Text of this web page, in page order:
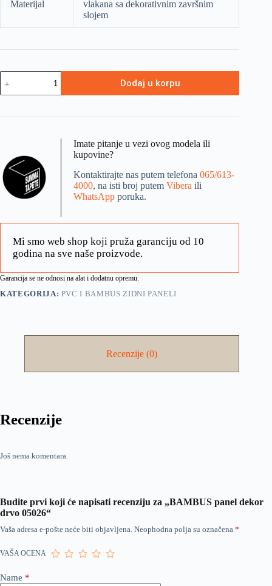
Materijal
vlakana sa dekorativnim završnim
slojem
Dodaj u korpu
Imate pitanje u vezi ovog modela ili
kupovine?
Kontaktirajte nas putem telefona 065/613-
4000, na isti broj putem Vibera ili
WhatsApp poruka.
Mi smo web shop koji pruža garanciju od 10
godina na sve naše proizvode.
Garancija se ne odnosi na alat i dodatnu opremu.
KATEGORIJA: PVC I BAMBUS ZIDNI PANELI
Recenzije (0)
Recenzije
Još nema komentara.
Budite prvi koji će napisati recenziju za „BAMBUS panel dekor
drvo 05026“
Vaša adresa e-pošte neće biti objavljena. Neophodna polja su označena *
VAŠA OCENA
Name *